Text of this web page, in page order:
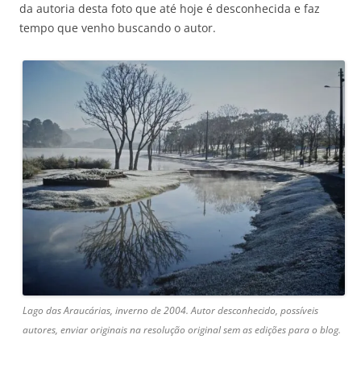
da autoria desta foto que até hoje é desconhecida e faz
tempo que venho buscando o autor.
Lago das Araucárias, inverno de 2004. Autor desconhecido, possíveis
autores, enviar originais na resolução original sem as edições para o blog.